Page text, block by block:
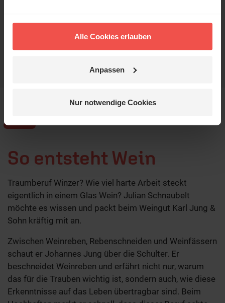
Alle Cookies erlauben
Anpassen
Nur notwendige Cookies
So entsteht Wein
Traumberuf Winzer? Wie viel harte Arbeit steckt
eigentlich in einem Glas Wein? Julian Schnaubelt
möchte es wissen und packt beim Weingut Karl Jung &
Sohn kräftig mit an.
Zwischen Weinreben, Rebenschneiden und Weinfässern
schaut er Johannes Jung über die Schulter. Er
beschneidet Weinreben und erfährt nicht nur, warum
das für die Trauben wichtig ist, sondern auch, wie diese
Erkenntnisse auf das Leben übertragbar sind. Beim